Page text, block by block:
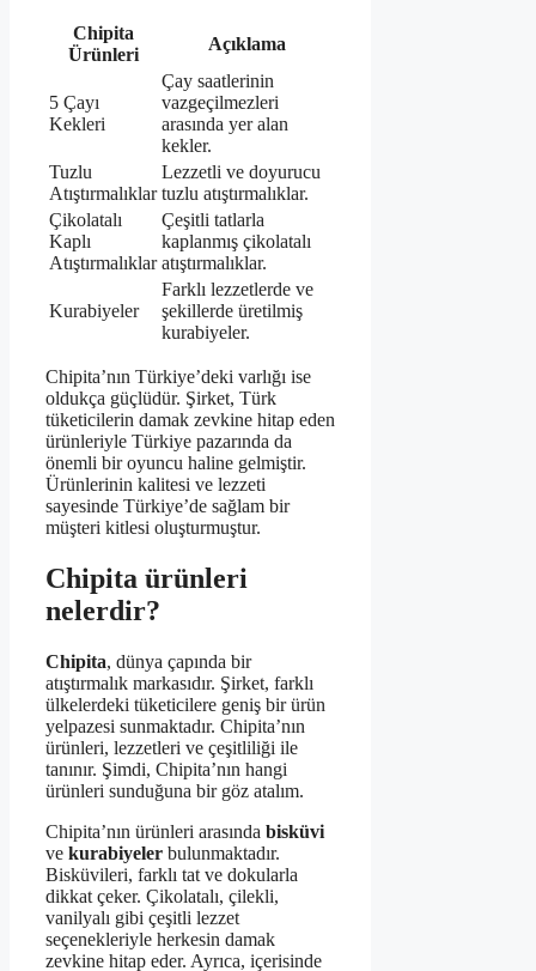
Chipita
Ürünleri
Açıklama
5 Çayı
Kekleri
Çay saatlerinin
vazgeçilmezleri
arasında yer alan
kekler.
Tuzlu
Atıştırmalıklar
Lezzetli ve doyurucu
tuzlu atıştırmalıklar.
Çikolatalı
Kaplı
Atıştırmalıklar
Çeşitli tatlarla
kaplanmış çikolatalı
atıştırmalıklar.
Kurabiyeler
Farklı lezzetlerde ve
şekillerde üretilmiş
kurabiyeler.
Chipita’nın Türkiye’deki varlığı ise
oldukça güçlüdür. Şirket, Türk
tüketicilerin damak zevkine hitap eden
ürünleriyle Türkiye pazarında da
önemli bir oyuncu haline gelmiştir.
Ürünlerinin kalitesi ve lezzeti
sayesinde Türkiye’de sağlam bir
müşteri kitlesi oluşturmuştur.
Chipita ürünleri
nelerdir?
Chipita, dünya çapında bir
atıştırmalık markasıdır. Şirket, farklı
ülkelerdeki tüketicilere geniş bir ürün
yelpazesi sunmaktadır. Chipita’nın
ürünleri, lezzetleri ve çeşitliliği ile
tanınır. Şimdi, Chipita’nın hangi
ürünleri sunduğuna bir göz atalım.
Chipita’nın ürünleri arasında bisküvi
ve kurabiyeler bulunmaktadır.
Bisküvileri, farklı tat ve dokularla
dikkat çeker. Çikolatalı, çilekli,
vanilyalı gibi çeşitli lezzet
seçenekleriyle herkesin damak
zevkine hitap eder. Ayrıca, içerisinde